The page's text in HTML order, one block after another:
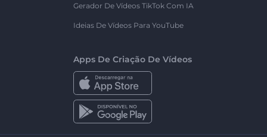
Gerador De Vídeos TikTok Com IA
Ideias De Vídeos Para YouTube
Apps De Criação De Vídeos